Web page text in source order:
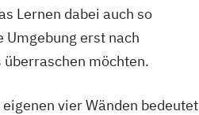
Lernen dabei auch so
erst nach
überraschen möchten.
vier Wänden bedeutet